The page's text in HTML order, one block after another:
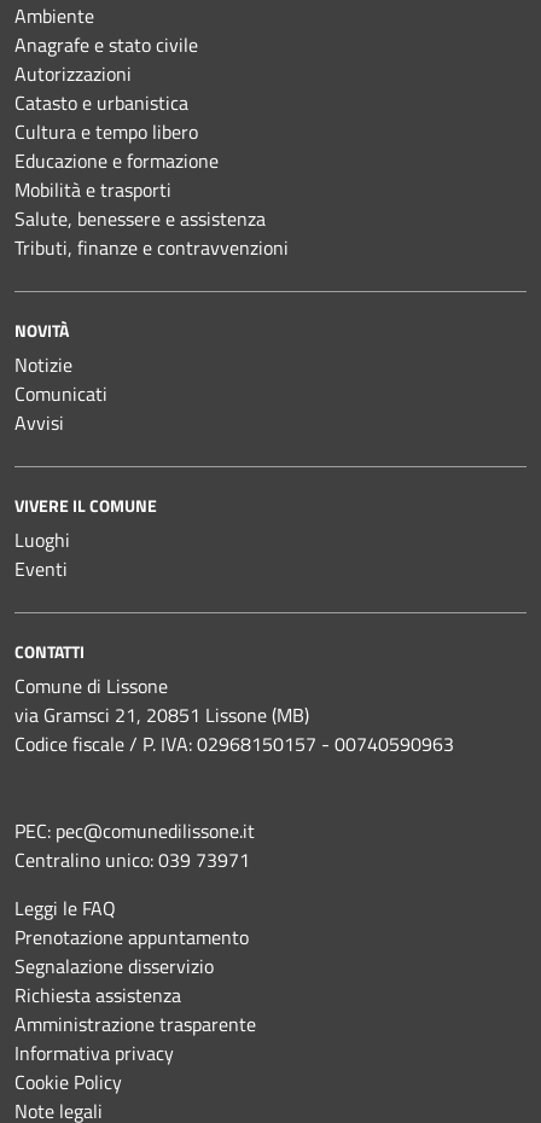
Ambiente
Anagrafe e stato civile
Autorizzazioni
Catasto e urbanistica
Cultura e tempo libero
Educazione e formazione
Mobilità e trasporti
Salute, benessere e assistenza
Tributi, finanze e contravvenzioni
NOVITÀ
Notizie
Comunicati
Avvisi
VIVERE IL COMUNE
Luoghi
Eventi
CONTATTI
Comune di Lissone
via Gramsci 21, 20851 Lissone (MB)
Codice fiscale / P. IVA: 02968150157 - 00740590963
PEC: pec@comunedilissone.it
Centralino unico:039 73971
Leggi le FAQ
Prenotazione appuntamento
Segnalazione disservizio
Richiesta assistenza
Amministrazione trasparente
Informativa privacy
Cookie Policy
Note legali